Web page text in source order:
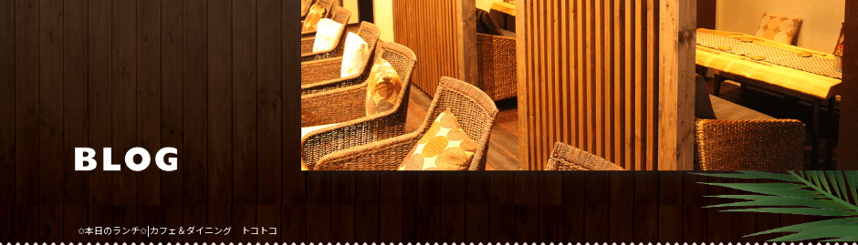
✩本日のランチ✩|カフェ＆ダイニング トコトコ